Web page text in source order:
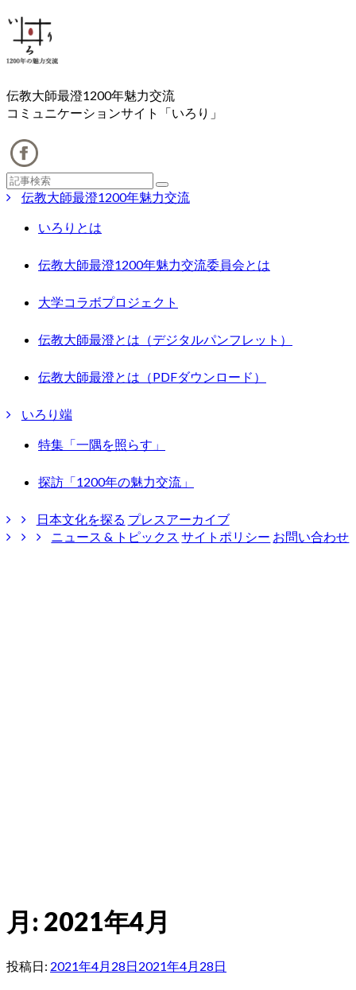
伝教大師最澄1200年魅力交流
コミュニケーションサイト「いろり」
伝教大師最澄1200年魅力交流
いろりとは
伝教大師最澄1200年魅力交流委員会とは
大学コラボプロジェクト
伝教大師最澄とは（デジタルパンフレット）
伝教大師最澄とは（PDFダウンロード）
いろり端
特集「一隅を照らす」
探訪「1200年の魅力交流」
日本文化を探る プレスアーカイブ
ニュース & トピックス サイトポリシー お問い合わせ
月: 2021年4月
投稿日: 2021年4月28日2021年4月28日